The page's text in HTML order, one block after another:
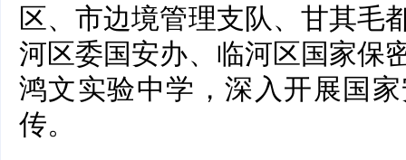
区、市边境管理支队、甘其毛
河区委国安办、临河区国家保
鸿文实验中学，深入开展国
传。